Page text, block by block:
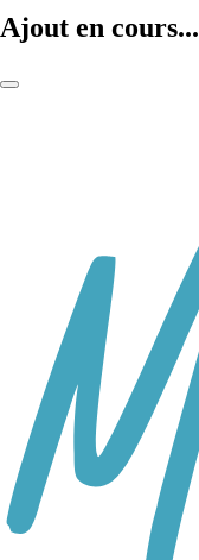
Ajout en cours...